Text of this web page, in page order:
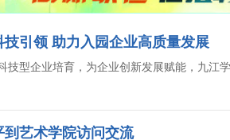
引领 助力入园企业高质量发展
技型企业培育，为企业创新发展赋能，九江
艺术学院访问交流